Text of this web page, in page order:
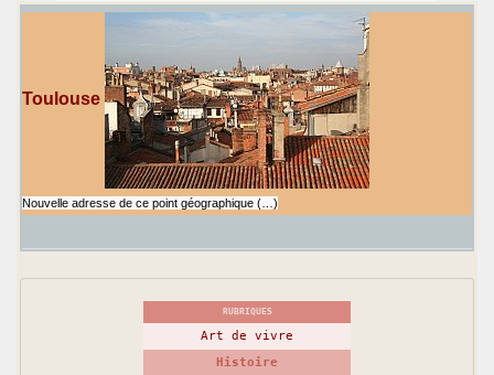
Toulouse
Nouvelle adresse de ce point géographique (…)
RUBRIQUES
Art de vivre
Histoire